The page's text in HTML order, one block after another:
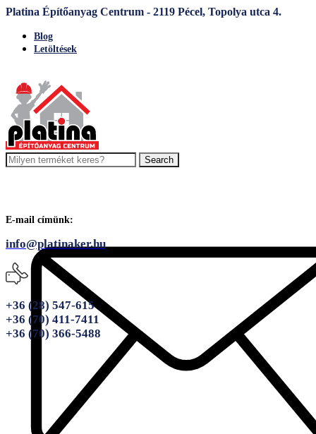
Platina Építőanyag Centrum - 2119 Pécel, Topolya utca 4.
Blog
Letöltések
Search
E-mail címünk:
info@platinaker.hu
+36 (28) 547-615
+36 (70) 411-7411
+36 (70) 366-5488